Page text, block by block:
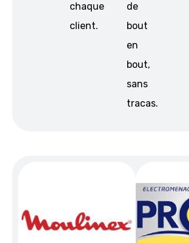
chaque
client.
de
bout
en
bout,
sans
tracas.